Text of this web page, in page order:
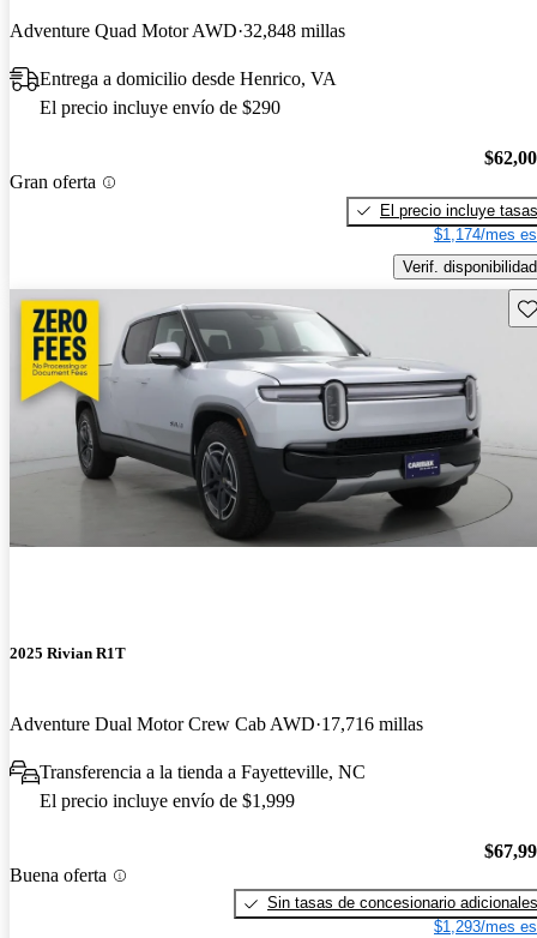
Adventure Quad Motor AWD 32,848 millas
Entrega a domicilio desde Henrico, VA
El precio incluye envío de $290
Gran oferta
El precio incluye tasas
$1,174/mes
Verif. disponibilidad
2025 Rivian R1T
Adventure Dual Motor Crew Cab AWD 17,716 millas
Transferencia a la tienda a Fayetteville, NC
El precio incluye envío de $1,999
Buena oferta
Sin tasas de concesionario adicionales
$1,293/mes